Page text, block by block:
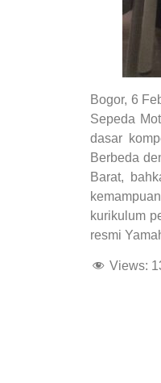
Bogor, 6
Sepeda
dasar
Berbeda
Barat,
kurikulum
resmi
Views: